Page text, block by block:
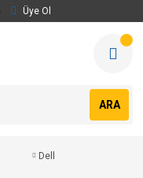
Üye Ol
ARA
Dell